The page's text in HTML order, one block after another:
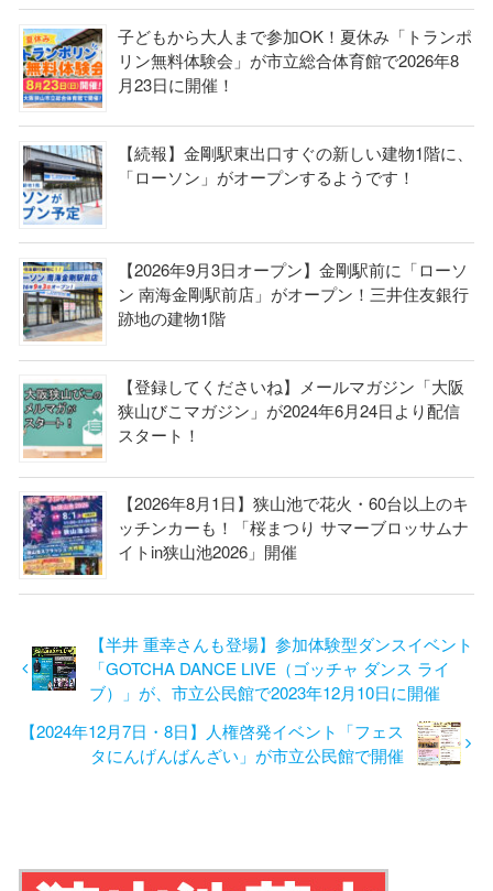
子どもから大人まで参加OK！夏休み「トランポ
リン無料体験会」が市立総合体育館で2026年8
月23日に開催！
【続報】金剛駅東出口すぐの新しい建物1階に、
「ローソン」がオープンするようです！
【2026年9月3日オープン】金剛駅前に「ローソ
ン 南海金剛駅前店」がオープン！三井住友銀行
跡地の建物1階
【登録してくださいね】メールマガジン「大阪
狭山びこマガジン」が2024年6月24日より配信
スタート！
【2026年8月1日】狭山池で花火・60台以上のキ
ッチンカーも！「桜まつり サマーブロッサムナ
イトin狭山池2026」開催
【半井 重幸さんも登場】参加体験型ダンスイベント
「GOTCHA DANCE LIVE（ゴッチャ ダンス ライ
ブ）」が、市立公民館で2023年12月10日に開催
【2024年12月7日・8日】人権啓発イベント「フェス
タにんげんばんざい」が市立公民館で開催